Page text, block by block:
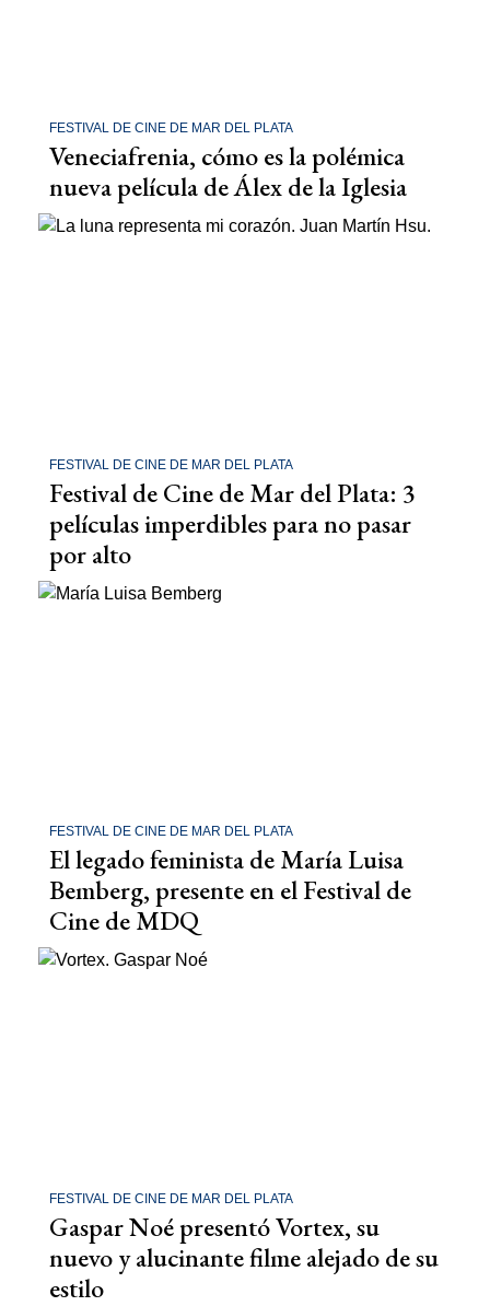
FESTIVAL DE CINE DE MAR DEL PLATA
Veneciafrenia, cómo es la polémica
nueva película de Álex de la Iglesia
FESTIVAL DE CINE DE MAR DEL PLATA
Festival de Cine de Mar del Plata: 3
películas imperdibles para no pasar
por alto
FESTIVAL DE CINE DE MAR DEL PLATA
El legado feminista de María Luisa
Bemberg, presente en el Festival de
Cine de MDQ
FESTIVAL DE CINE DE MAR DEL PLATA
Gaspar Noé presentó Vortex, su
nuevo y alucinante filme alejado de su
estilo